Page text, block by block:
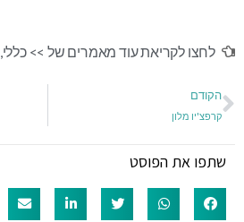
לחצו לקריאת עוד מאמרים של >> כללי,
הקודם
קרפצ'יו מלון
שתפו את הפוסט